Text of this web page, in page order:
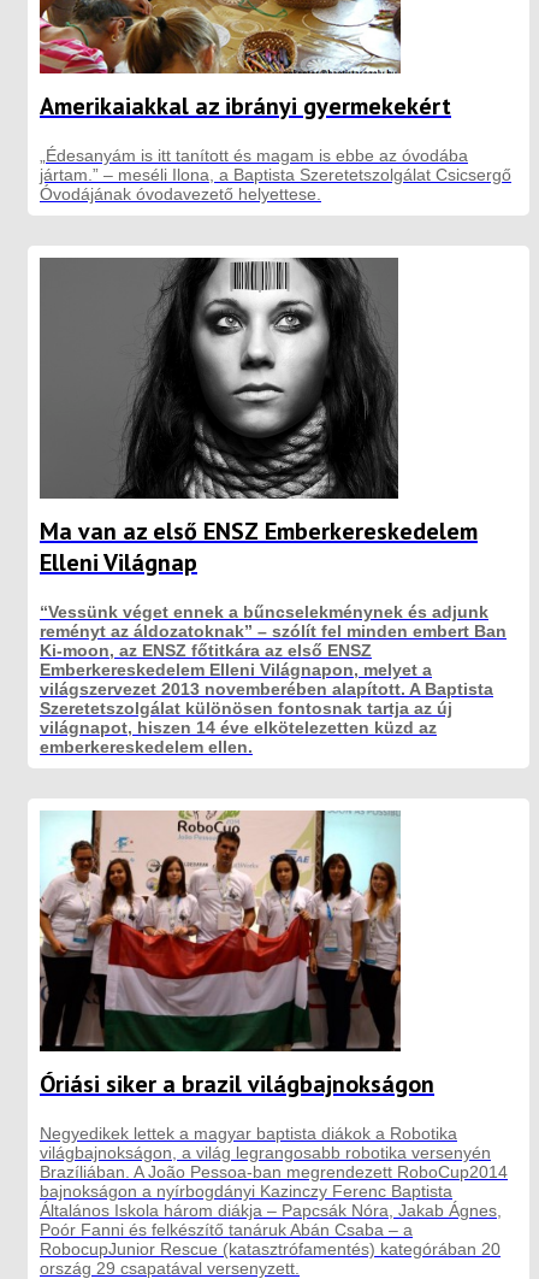
Amerikaiakkal az ibrányi gyermekekért
„Édesanyám is itt tanított és magam is ebbe az óvodába
jártam.” – meséli Ilona, a Baptista Szeretetszolgálat Csicsergő
Óvodájának óvodavezető helyettese.
Ma van az első ENSZ Emberkereskedelem
Elleni Világnap
“Vessünk véget ennek a bűncselekménynek és adjunk
reményt az áldozatoknak” – szólít fel minden embert Ban
Ki-moon, az ENSZ főtitkára az első ENSZ
Emberkereskedelem Elleni Világnapon, melyet a
világszervezet 2013 novemberében alapított. A Baptista
Szeretetszolgálat különösen fontosnak tartja az új
világnapot, hiszen 14 éve elkötelezetten küzd az
emberkereskedelem ellen.
Óriási siker a brazil világbajnokságon
Negyedikek lettek a magyar baptista diákok a Robotika
világbajnokságon, a világ legrangosabb robotika versenyén
Brazíliában. A João Pessoa-ban megrendezett RoboCup2014
bajnokságon a nyírbogdányi Kazinczy Ferenc Baptista
Általános Iskola három diákja – Papcsák Nóra, Jakab Ágnes,
Poór Fanni és felkészítő tanáruk Abán Csaba – a
RobocupJunior Rescue (katasztrófamentés) kategórában 20
ország 29 csapatával versenyzett.